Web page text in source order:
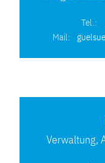
Tel.:
Mail:
Verwaltung,